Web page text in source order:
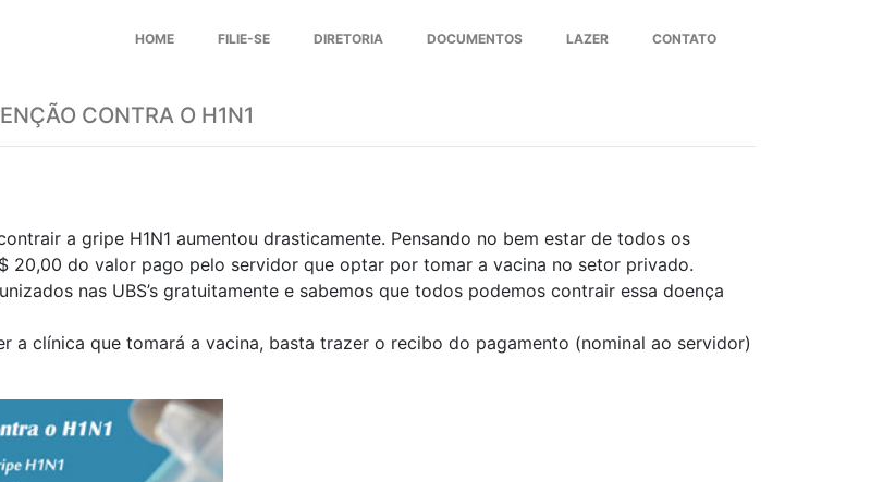
HOME FILIE-SE DIRETORIA DOCUMENTOS LAZER CONTATO
CONTRA O H1N1
a gripe H1N1 aumentou drasticamente. Pensando no bem estar de todos os
20,00 do valor pago pelo servidor que optar por tomar a vacina no setor privado.
nas UBS’s gratuitamente e sabemos que todos podemos contrair essa doença
a clínica que tomará a vacina, basta trazer o recibo do pagamento (nominal ao servidor)